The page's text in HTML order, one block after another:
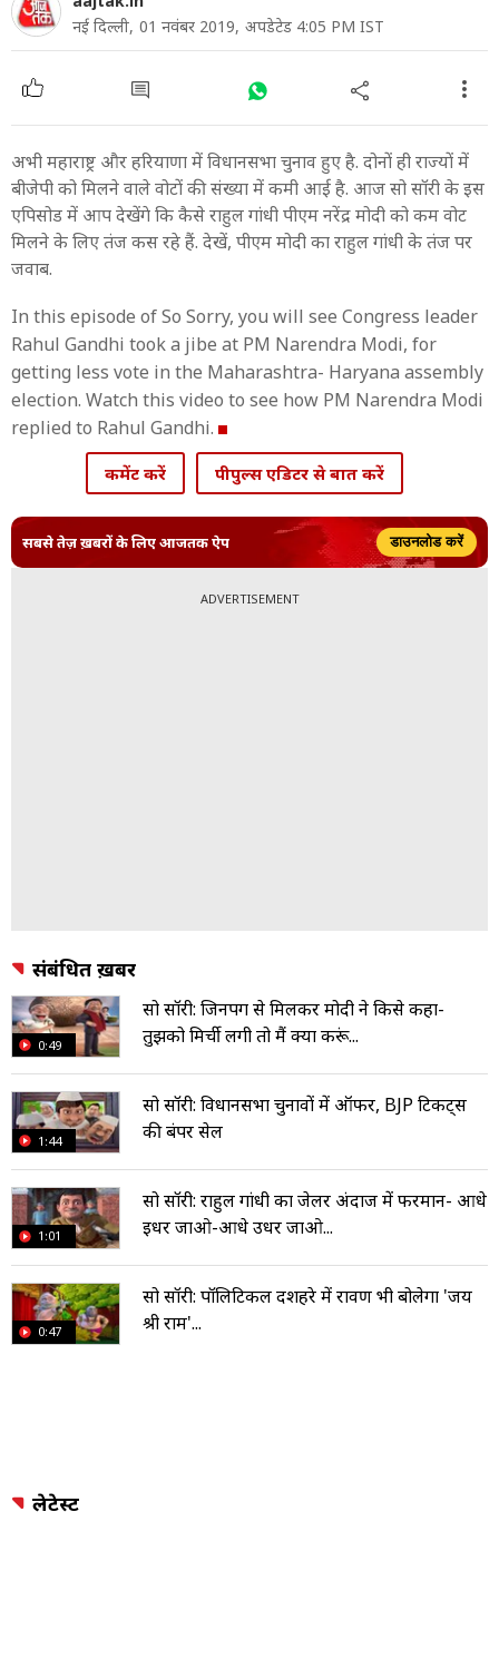
नई दिल्ली, 01 नवंबर 2019, अपडेटेड 4:05 PM IST
अभी महाराष्ट्र और हरियाणा में विधानसभा चुनाव हुए है. दोनों ही राज्यों में
बीजेपी को मिलने वाले वोटों की संख्या में कमी आई है. आज सो सॉरी के इस
एपिसोड में आप देखेंगे कि कैसे राहुल गांधी पीएम नरेंद्र मोदी को कम वोट
मिलने के लिए तंज कस रहे हैं. देखें, पीएम मोदी का राहुल गांधी के तंज पर
जवाब.
In this episode of So Sorry, you will see Congress leader
Rahul Gandhi took a jibe at PM Narendra Modi, for
getting less vote in the Maharashtra- Haryana assembly
election. Watch this video to see how PM Narendra Modi
replied to Rahul Gandhi.
कमेंट करें पीपुल्स एडिटर से बात करें
सबसे तेज़ ख़बरों के लिए आजतक ऐप डाउनलोड करें
ADVERTISEMENT
संबंधित ख़बरें
0:49
सो सॉरी: जिनपिंग से मिलकर मोदी ने किसे कहा-
तुझको मिर्ची लगी तो मैं क्या करूं...
1:44
सो सॉरी: विधानसभा चुनावों में ऑफर, BJP टिकट्स
की बंपर सेल
1:01
सो सॉरी: राहुल गांधी का जेलर अंदाज में फरमान- आधे
इधर जाओ-आधे उधर जाओ...
0:47
सो सॉरी: पॉलिटिकल दशहरे में रावण भी बोलेगा 'जय
श्री राम'...
लेटेस्ट